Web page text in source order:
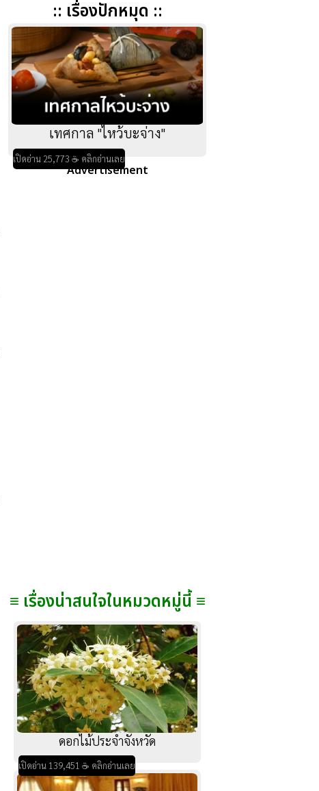
:: เรื่องปักหมุด ::
เทศกาล "ไหว้บะจ่าง"
เปิดอ่าน 25,773 ☕ คลิกอ่านเลย
Advertisement
≡ เรื่องน่าสนใจในหมวดหมู่นี้ ≡
ดอกไม้ประจำจังหวัด
เปิดอ่าน 139,451 ☕ คลิกอ่านเลย